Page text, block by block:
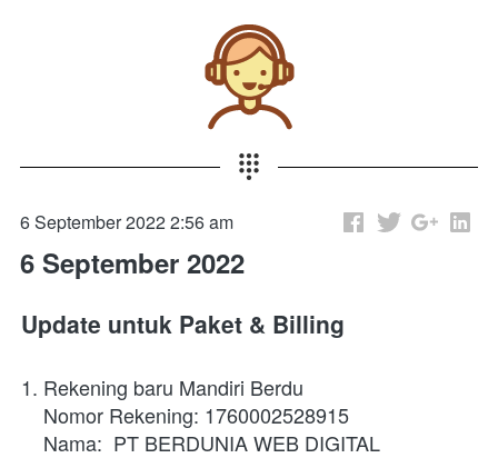
6 September 2022 2:56 am
6 September 2022
Update untuk Paket & Billing
1. Rekening baru Mandiri Berdu
    Nomor Rekening:
1760002528915
    Nama:
PT BERDUNIA WEB DIGITAL